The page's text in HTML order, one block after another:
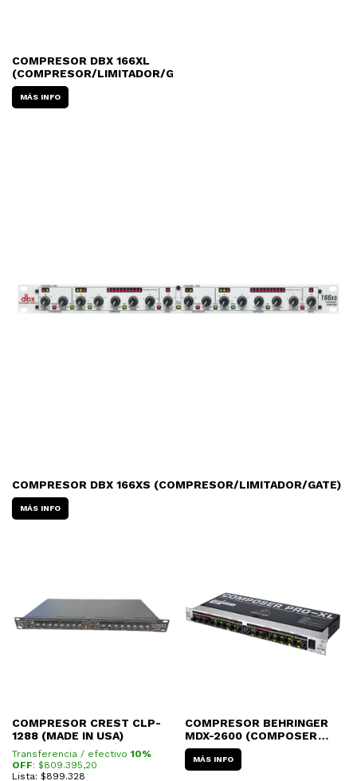
COMPRESOR DBX 166XL
(COMPRESOR/LIMITADOR/GATE)
MÁS INFO
COMPRESOR DBX 166XS (COMPRESOR/LIMITADOR/GATE)
MÁS INFO
COMPRESOR CREST CLP-
1288 (MADE IN USA)
Transferencia / efectivo 10%
OFF: $809.395,20
Lista: $899.328
COMPRESOR BEHRINGER
MDX-2600 (COMPOSER
PRO-XL)
MÁS INFO